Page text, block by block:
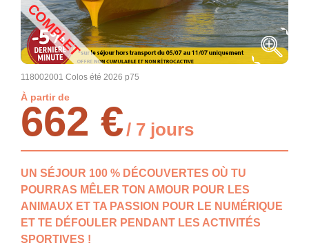
COMPLET
118002001 Colos été 2026 p75
À partir de
662 €/ 7 jours
UN SÉJOUR 100 % DÉCOUVERTES OÙ TU
POURRAS MÊLER TON AMOUR POUR LES
ANIMAUX ET TA PASSION POUR LE NUMÉRIQUE
ET TE DÉFOULER PENDANT LES ACTIVITÉS
SPORTIVES !